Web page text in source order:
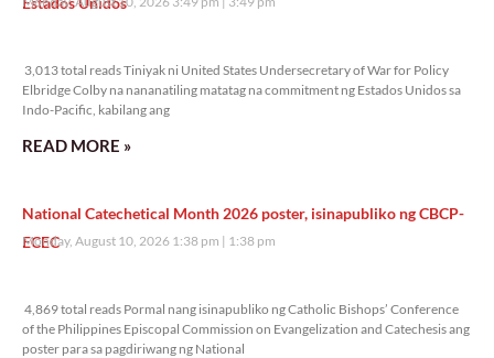
3,013 total reads Tiniyak ni United States Undersecretary of War for Policy
Elbridge Colby na nananatiling matatag na commitment ng Estados Unidos sa
Indo-Pacific, kabilang ang
READ MORE »
National Catechetical Month 2026 poster, isinapubliko ng CBCP-
ECEC
Monday, August 10, 2026 1:38 pm 1:38 pm
4,869 total reads Pormal nang isinapubliko ng Catholic Bishops’ Conference
of the Philippines Episcopal Commission on Evangelization and Catechesis ang
poster para sa pagdiriwang ng National